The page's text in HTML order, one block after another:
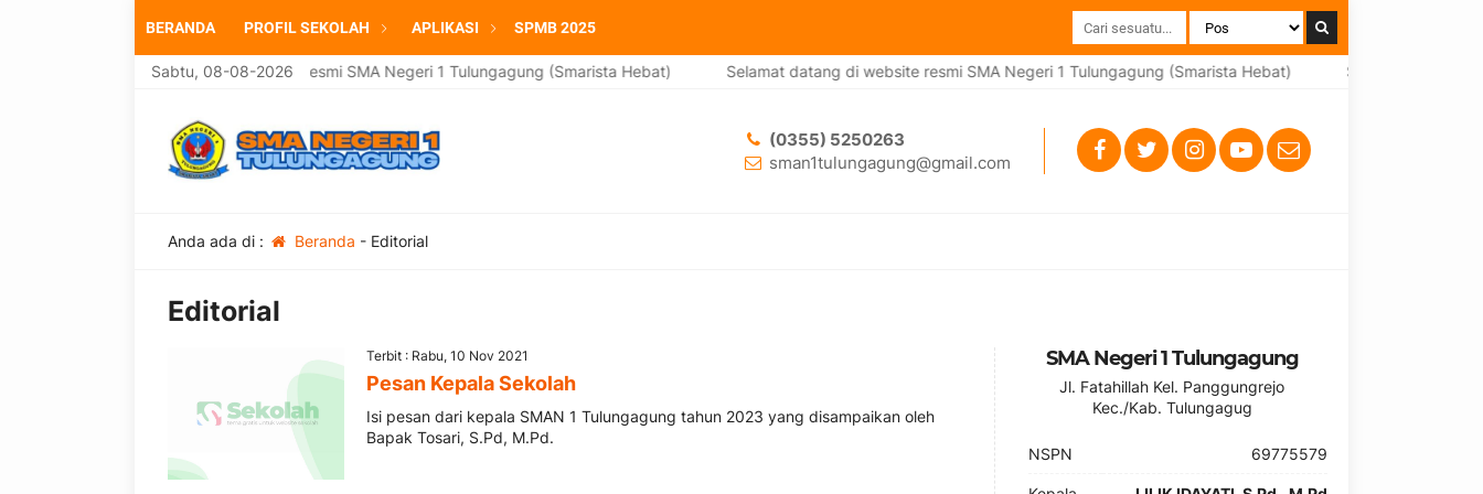
BERANDA PROFIL SEKOLAH APLIKASI SPMB 2025
Sabtu, 08-08-2026
Selamat datang di website resmi SMA Negeri 1 Tulungagung (Smarista Hebat) Selamat datang di website resmi SMA Negeri 1 Tulungagung (Smarista Hebat) Selamat datang di
(0355) 5250263
sman1tulungagung@gmail.com
Anda ada di : Beranda - Editorial
Editorial
Terbit : Rabu, 10 Nov 2021
Pesan Kepala Sekolah
Isi pesan dari kepala SMAN 1 Tulungagung tahun 2023 yang disampaikan oleh
Bapak Tosari, S.Pd, M.Pd.
SMA Negeri 1 Tulungagung
Jl. Fatahillah Kel. Panggungrejo
Kec./Kab. Tulungagug
NSPN 69775579